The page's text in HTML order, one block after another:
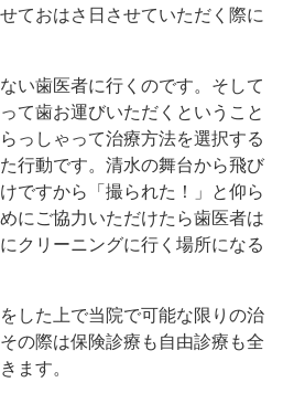
ておはさ日させていただく際に
い歯医者に行くのです。そして
て歯お運びいただくということ
っしゃって治療方法を選択する
行動です。清水の舞台から飛び
ですから「撮られた！」と仰ら
にご協力いただけたら歯医者は
クリーニングに行く場所になる
した上で当院で可能な限りの治
の際は保険診療も自由診療も全
ます。